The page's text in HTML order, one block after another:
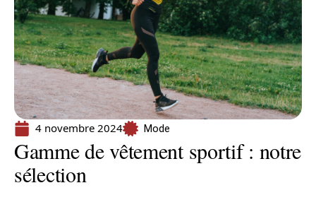
4 novembre 2024 Mode
Gamme de vêtement sportif : notre
sélection